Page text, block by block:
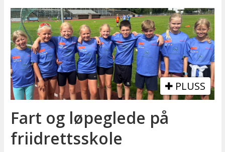
PLUSS
Fart og løpeglede på
friidrettsskole